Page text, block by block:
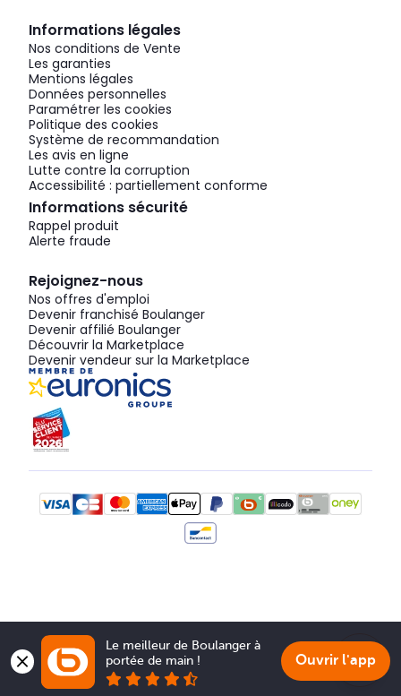
Informations légales
Nos conditions de Vente
Les garanties
Mentions légales
Données personnelles
Paramétrer les cookies
Politique des cookies
Système de recommandation
Les avis en ligne
Lutte contre la corruption
Accessibilité : partiellement conforme
Informations sécurité
Rappel produit
Alerte fraude
Rejoignez-nous
Nos offres d'emploi
Devenir franchisé Boulanger
Devenir affilié Boulanger
Découvrir la Marketplace
Devenir vendeur sur la Marketplace
Le meilleur de Boulanger à
portée de main !
Ouvrir l'app